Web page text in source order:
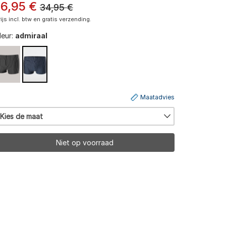
,95 €34,95€
incl. btw en gratis verzending.
admiraal
Kies de maat
Maatadvies
Niet op voorraad